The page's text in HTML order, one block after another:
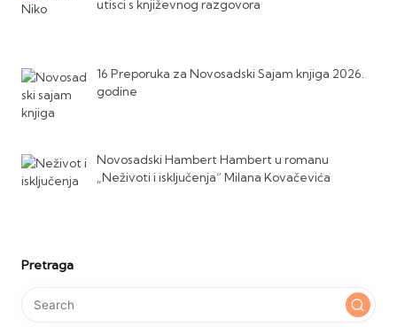
utisci s književnog razgovora
16 Preporuka za Novosadski Sajam knjiga 2026.
godine
Novosadski Hambert Hambert u romanu
„Neživoti i isključenja“ Milana Kovačevića
Pretraga